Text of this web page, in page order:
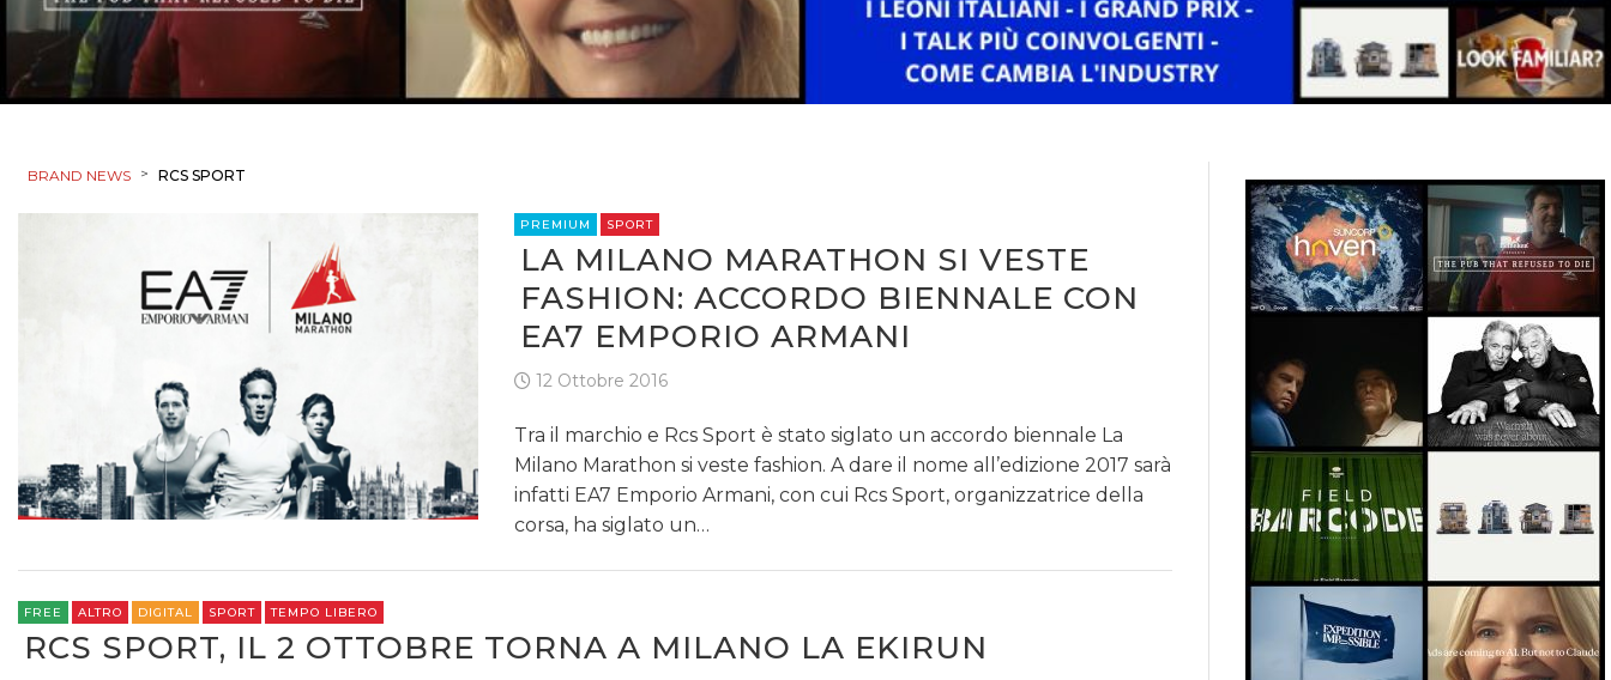
BRAND NEWS > RCS SPORT
PREMIUM SPORT
LA MILANO MARATHON SI VESTE
FASHION: ACCORDO BIENNALE CON
EA7 EMPORIO ARMANI
12 Ottobre 2016
Tra il marchio e Rcs Sport è stato siglato un accordo biennale La
Milano Marathon si veste fashion. A dare il nome all’edizione 2017 sarà
infatti EA7 Emporio Armani, con cui Rcs Sport, organizzatrice della
corsa, ha siglato un…
FREE ALTRO DIGITAL SPORT TEMPO LIBERO
RCS SPORT, IL 2 OTTOBRE TORNA A MILANO LA EKIRUN